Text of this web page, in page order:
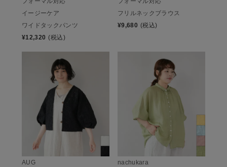
イージーケア
ワイドタックパンツ
¥12,320 (税込)
フリルネックブラウス
¥9,680 (税込)
AUG
nachukara